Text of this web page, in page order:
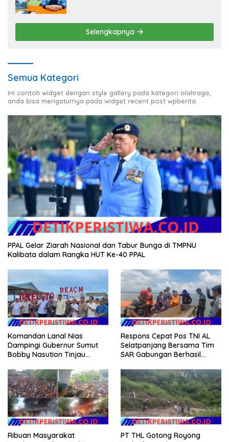
Selengkapnya
Semua Kategori
Ini contoh widget dengan style gallery pada kategori olahraga,
anda bisa mengaturnya pada widget recent post wpberita.
PPAL Gelar Ziarah Nasional dan Tabur Bunga di TMPNU
Kalibata dalam Rangka HUT Ke-40 PPAL
Komandan Lanal Nias
Dampingi Gubernur Sumut
Bobby Nasution Tinjau
Budidaya Rumput Laut di
Nias Utara
Respons Cepat Pos TNI AL
Selatpanjang Bersama Tim
SAR Gabungan Berhasil
Kapal Karam di Perairan
Mengkikip Kepulauan Meranti
Ribuan Masyarakat
PT THL Gotong Royong